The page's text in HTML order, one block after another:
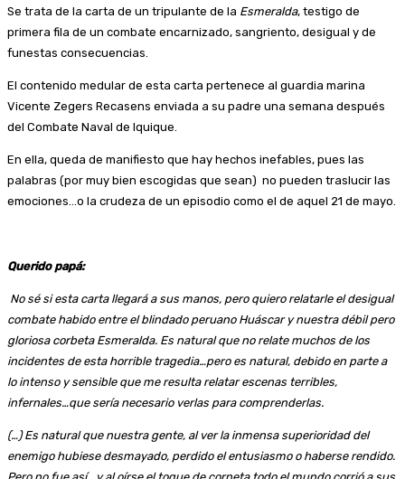
Se trata de la carta de un tripulante de la Esmeralda, testigo de
primera fila de un combate encarnizado, sangriento, desigual y de
funestas consecuencias.
El contenido medular de esta carta pertenece al guardia marina
Vicente Zegers Recasens enviada a su padre una semana después
del Combate Naval de Iquique.
En ella, queda de manifiesto que hay hechos inefables, pues las
palabras (por muy bien escogidas que sean) no pueden traslucir las
emociones…o la crudeza de un episodio como el de aquel 21 de mayo.
Querido papá:
No sé si esta carta llegará a sus manos, pero quiero relatarle el desigual
combate habido entre el blindado peruano Huáscar y nuestra débil pero
gloriosa corbeta Esmeralda. Es natural que no relate muchos de los
incidentes de esta horrible tragedia…pero es natural, debido en parte a
lo intenso y sensible que me resulta relatar escenas terribles,
infernales…que sería necesario verlas para comprenderlas.
(…) Es natural que nuestra gente, al ver la inmensa superioridad del
enemigo hubiese desmayado, perdido el entusiasmo o haberse rendido.